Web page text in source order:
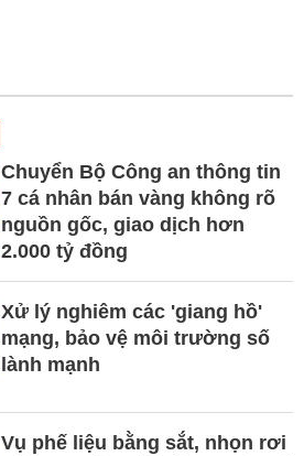
Chuyển Bộ Công an thông tin
7 cá nhân bán vàng không rõ
nguồn gốc, giao dịch hơn
2.000 tỷ đồng
Xử lý nghiêm các 'giang hồ'
mạng, bảo vệ môi trường số
lành mạnh
Vụ phế liệu bằng sắt, nhọn rơi